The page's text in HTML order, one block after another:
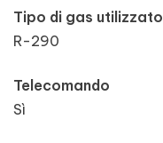
Tipo di gas utilizzato
R-290
Telecomando
Sì